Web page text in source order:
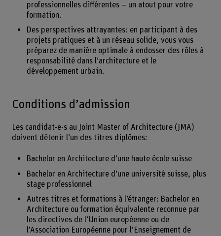
professionnelles différentes – un atout pour votre
formation.
Des perspectives attrayantes: en participant à des
projets pratiques et à un réseau solide, vous vous
préparez de manière optimale à endosser des rôles à
responsabilité dans l’architecture et le
développement urbain.
Conditions d’admission
Les candidat-e-s au Joint Master of Architecture (JMA)
doivent détenir l’un des titres diplômes:
Bachelor en Architecture d’une haute école suisse
Bachelor en Architecture d’une université suisse, plus
stage professionnel
Autres titres et formations à l’étranger: Bachelor en
Architecture ou formation équivalente reconnue par
les directives de l’Union européenne ou de
l’Association Européenne pour l’Enseignement de